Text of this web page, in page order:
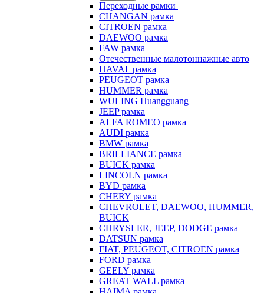
Переходные рамки
CHANGAN рамка
CITROEN рамка
DAEWOO рамка
FAW рамка
Отечественные малотоннажные авто
HAVAL рамка
PEUGEOT рамка
HUMMER рамка
WULING Huangguang
JEEP рамка
ALFA ROMEO рамка
AUDI рамка
BMW рамка
BRILLIANCE рамка
BUICK рамка
LINCOLN рамка
BYD рамка
CHERY рамка
CHEVROLET, DAEWOO, HUMMER,
BUICK
CHRYSLER, JEEP, DODGE рамка
DATSUN рамка
FIAT, PEUGEOT, CITROEN рамка
FORD рамка
GEELY рамка
GREAT WALL рамка